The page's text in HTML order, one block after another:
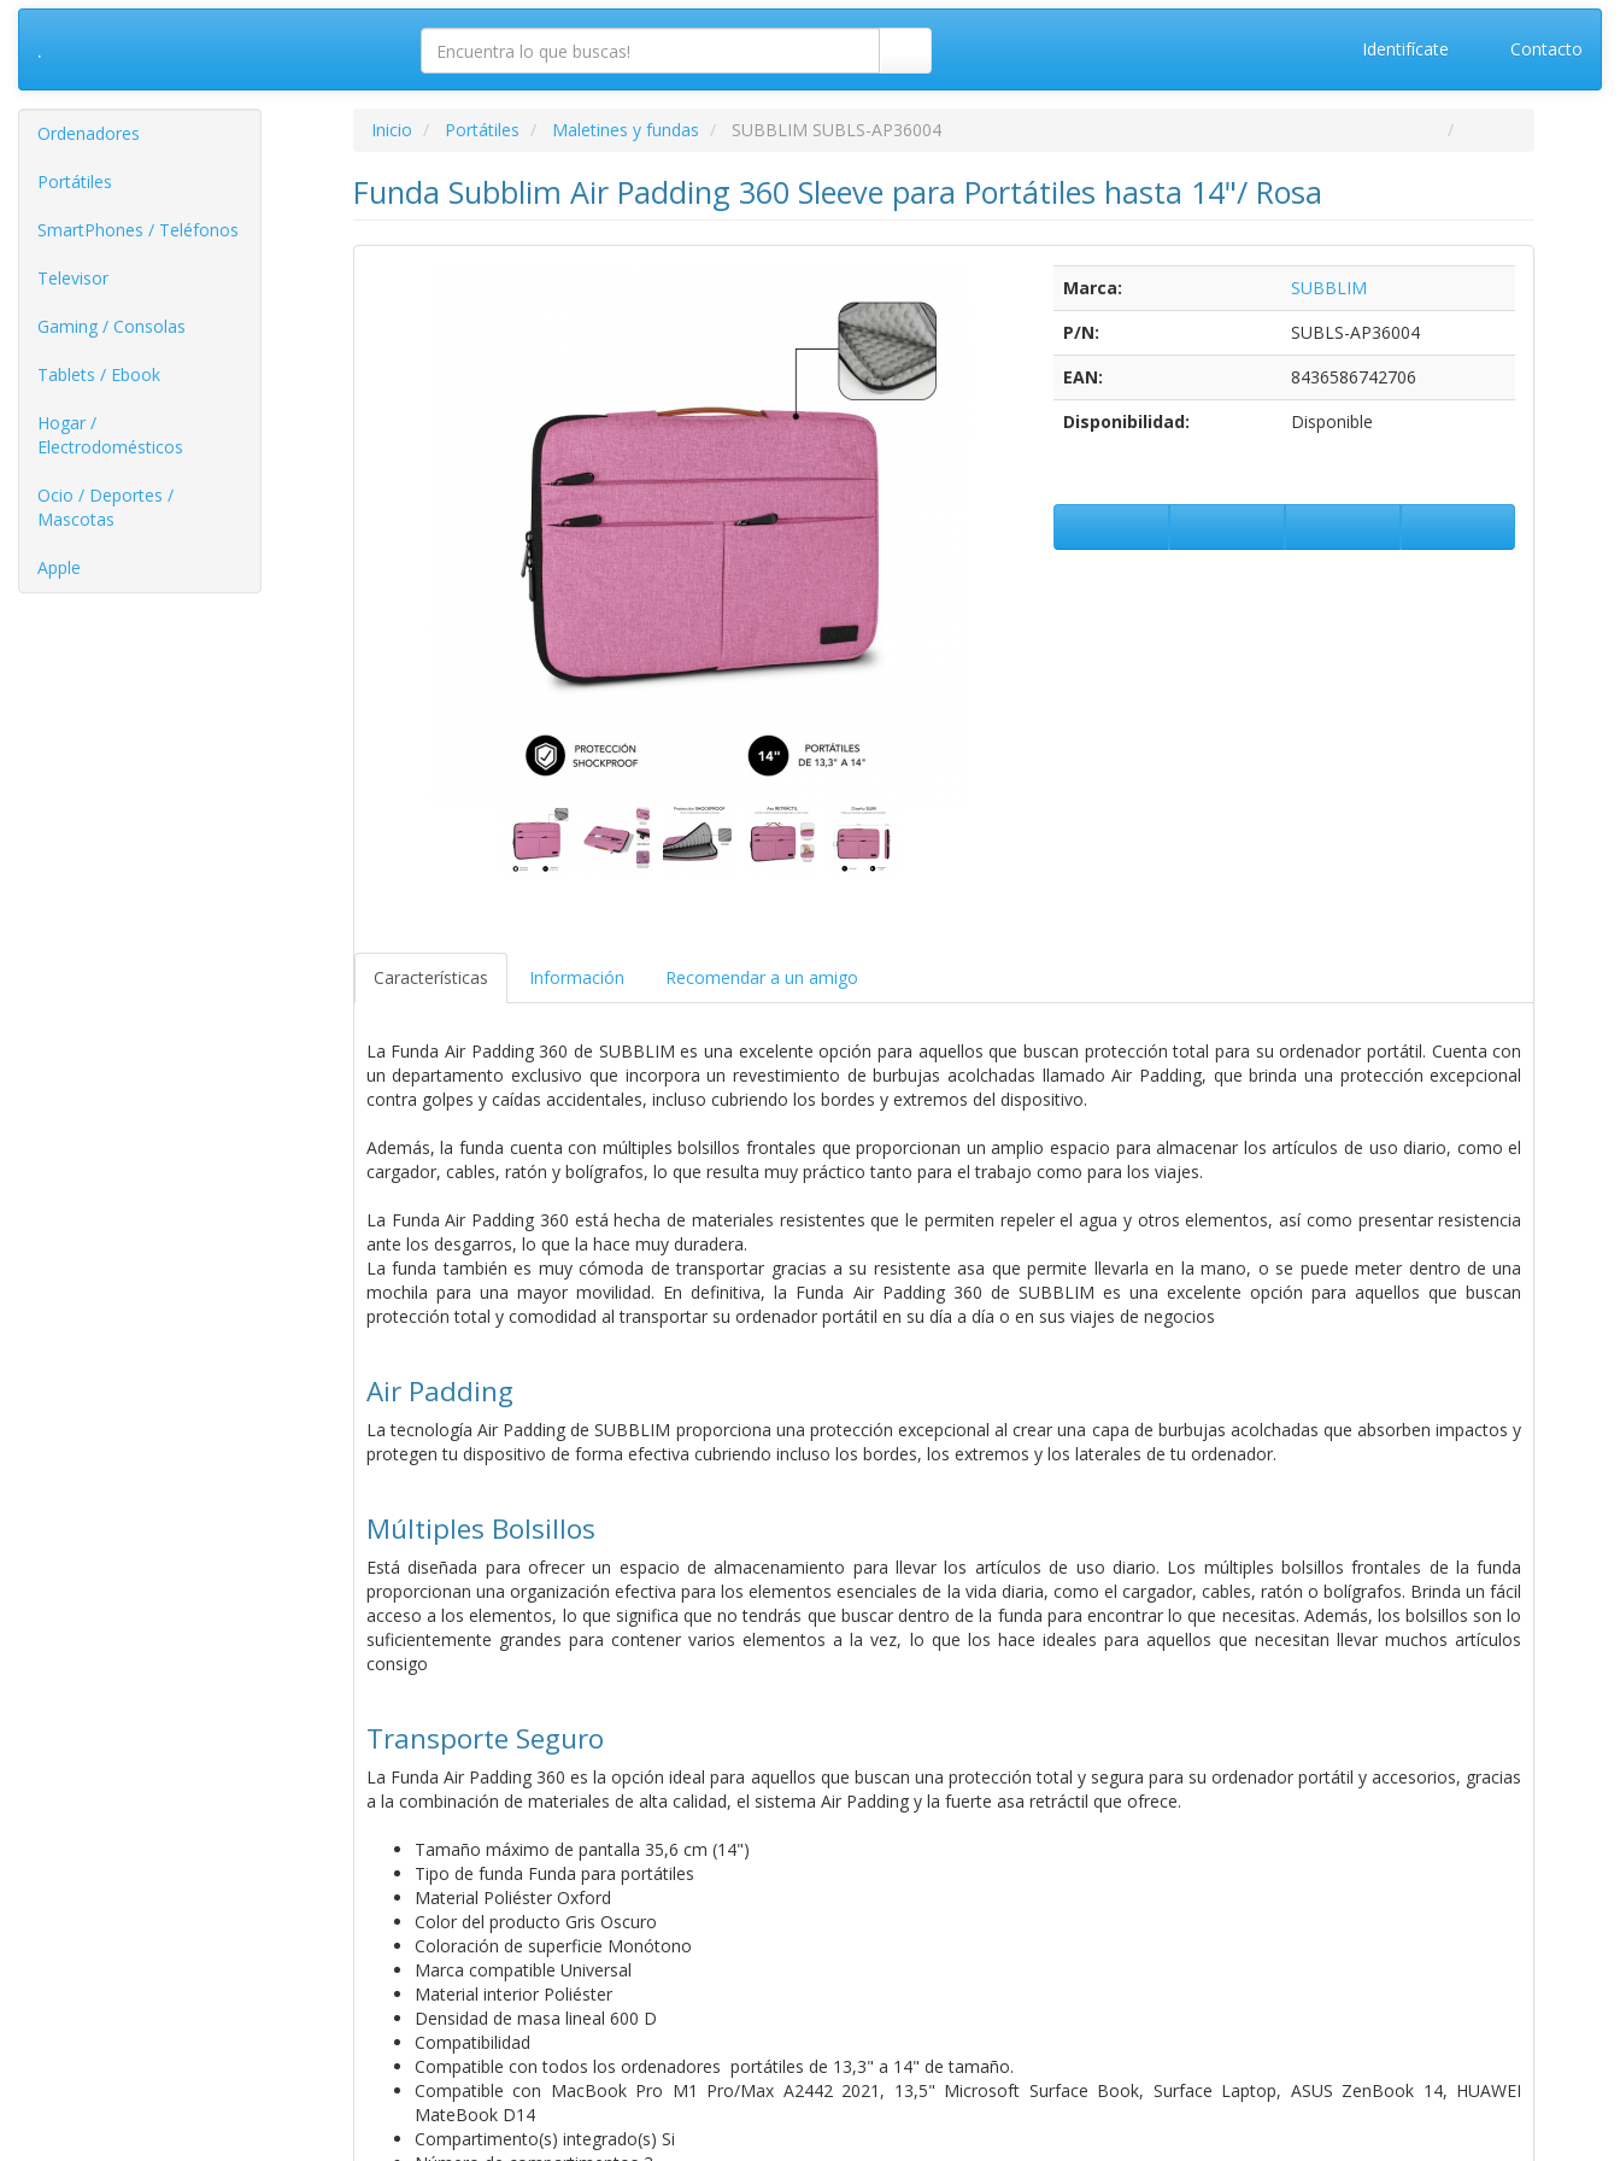
. Identifícate Contacto
Ordenadores
Portátiles
SmartPhones / Teléfonos
Televisor
Gaming / Consolas
Tablets / Ebook
Hogar /
Electrodomésticos
Ocio / Deportes /
Mascotas
Apple
Inicio Portátiles Maletines y fundas SUBBLIM SUBLS-AP36004
Funda Subblim Air Padding 360 Sleeve para Portátiles hasta 14"/ Rosa
Marca:
SUBBLIM
P/N:
SUBLS-AP36004
EAN:
8436586742706
Disponibilidad:
Disponible
Características Información Recomendar a un amigo
La Funda Air Padding 360 de SUBBLIM es una excelente opción para aquellos que buscan protección total para su ordenador portátil. Cuenta con
un departamento exclusivo que incorpora un revestimiento de burbujas acolchadas llamado Air Padding, que brinda una protección excepcional
contra golpes y caídas accidentales, incluso cubriendo los bordes y extremos del dispositivo.
Además, la funda cuenta con múltiples bolsillos frontales que proporcionan un amplio espacio para almacenar los artículos de uso diario, como el
cargador, cables, ratón y bolígrafos, lo que resulta muy práctico tanto para el trabajo como para los viajes.
La Funda Air Padding 360 está hecha de materiales resistentes que le permiten repeler el agua y otros elementos, así como presentar resistencia
ante los desgarros, lo que la hace muy duradera.
La funda también es muy cómoda de transportar gracias a su resistente asa que permite llevarla en la mano, o se puede meter dentro de una
mochila para una mayor movilidad. En definitiva, la Funda Air Padding 360 de SUBBLIM es una excelente opción para aquellos que buscan
protección total y comodidad al transportar su ordenador portátil en su día a día o en sus viajes de negocios
Air Padding
La tecnología Air Padding de SUBBLIM proporciona una protección excepcional al crear una capa de burbujas acolchadas que absorben impactos y
protegen tu dispositivo de forma efectiva cubriendo incluso los bordes, los extremos y los laterales de tu ordenador.
Múltiples Bolsillos
Está diseñada para ofrecer un espacio de almacenamiento para llevar los artículos de uso diario. Los múltiples bolsillos frontales de la funda
proporcionan una organización efectiva para los elementos esenciales de la vida diaria, como el cargador, cables, ratón o bolígrafos. Brinda un fácil
acceso a los elementos, lo que significa que no tendrás que buscar dentro de la funda para encontrar lo que necesitas. Además, los bolsillos son lo
suficientemente grandes para contener varios elementos a la vez, lo que los hace ideales para aquellos que necesitan llevar muchos artículos
consigo
Transporte Seguro
La Funda Air Padding 360 es la opción ideal para aquellos que buscan una protección total y segura para su ordenador portátil y accesorios, gracias
a la combinación de materiales de alta calidad, el sistema Air Padding y la fuerte asa retráctil que ofrece.
Tamaño máximo de pantalla 35,6 cm (14")
Tipo de funda Funda para portátiles
Material Poliéster Oxford
Color del producto Gris Oscuro
Coloración de superficie Monótono
Marca compatible Universal
Material interior Poliéster
Densidad de masa lineal 600 D
Compatibilidad
Compatible con todos los ordenadores portátiles de 13,3" a 14" de tamaño.
Compatible con MacBook Pro M1 Pro/Max A2442 2021, 13,5" Microsoft Surface Book, Surface Laptop, ASUS ZenBook 14, HUAWEI
MateBook D14
Compartimento(s) integrado(s) Si